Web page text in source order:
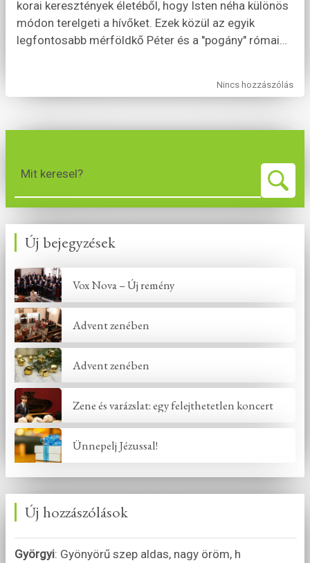
korai keresztények életéből, hogy Isten néha különös
módon terelgeti a hívőket. Ezek közül az egyik
legfontosabb mérföldkő Péter és a "pogány" római…
Nincs hozzászólás
Mit keresel?
Új bejegyzések
Vox Nova – Új remény
Advent zenében
Advent zenében
Zene és varázslat: egy felejthetetlen koncert
Ünnepelj Jézussal!
Új hozzászólások
Györgyi: Gyönyörű szep aldas, nagy öröm, h